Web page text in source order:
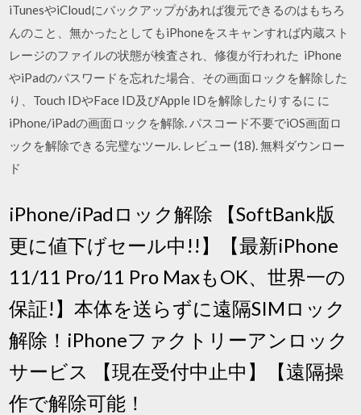
iTunesやiCloudにバックアップがあれば復元できるのはもちろ
んのこと、無かったとしてもiPhoneをスキャンすれば内蔵スト
レージのファイルの状態が検査され、修復が行われた iPhone
やiPadのパスワードを忘れた場合、その画面ロックを解除した
り、Touch IDやFace ID及びApple IDを解除したりするに に
iPhone/iPadの画面ロックを解除. パスコード不要でiOS画面ロ
ックを解除できる完璧なツール. レビュー (18). 無料ダウンロー
ド
iPhone/iPadロック解除 【SoftBank版
更に値下げセール中!!】【最新iPhone
11/11 Pro/11 Pro MaxもOK、世界一の
保証!】本体を送らずに遠隔SIMロック
解除！iPhoneファクトリーアンロック
サービス 【現在受付中止中】【遠隔操
作で解除可能！